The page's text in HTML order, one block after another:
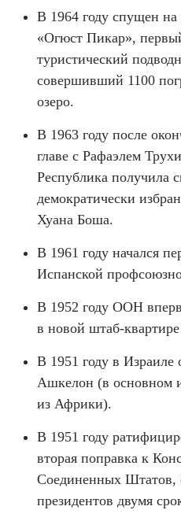
В 1964 году спущен на
«Огюст Пикар»,
туристический
совершивший 1100
озеро.
В 1963 году после
главе с Рафаэлем
Республика получила
демократически
Хуана Боша.
В 1961 году начался
Испанской
В 1952 году ООН
в новой штаб-
В 1951 году в Израиле
Ашкелон (в основном
из Африки).
В 1951 году
вторая поправка к
Соединенных Штатов,
президентов двумя